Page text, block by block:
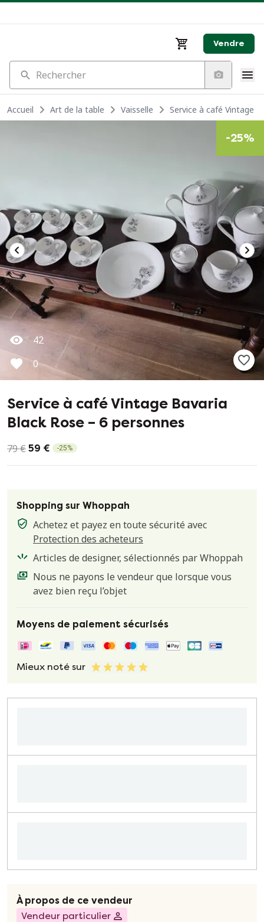
Vendre
Rechercher
Accueil Art de la table Vaisselle Service à café Vintage
42
0
-25%
Service à café Vintage Bavaria
Black Rose – 6 personnes
79 € 59 € -25%
Shopping sur Whoppah
Achetez et payez en toute sécurité avec
Protection des acheteurs
Articles de designer, sélectionnés par Whoppah
Nous ne payons le vendeur que lorsque vous
avez bien reçu l’objet
Moyens de paiement sécurisés
Mieux noté sur
À propos de ce vendeur
Vendeur particulier